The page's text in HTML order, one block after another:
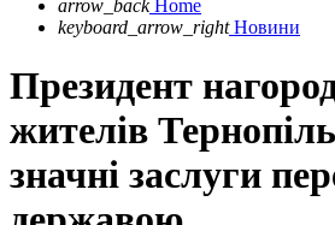
arrow_back Home
keyboard_arrow_right Новини
Президент
жителів
значні заслуги